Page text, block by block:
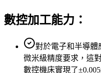
數控加工能力：
對於電子和半導體
微米級精度要求，這
數控機床實現了